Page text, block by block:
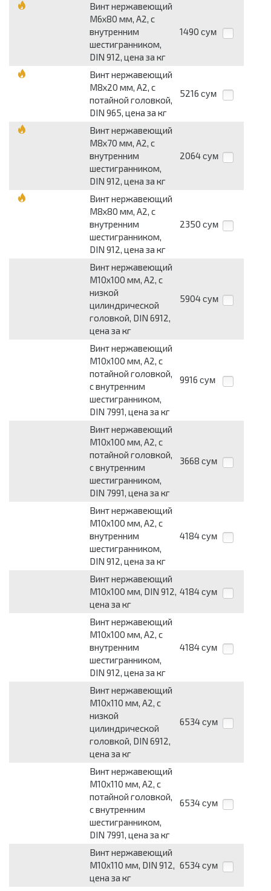
Винт нержавеющий
М6х80 мм, A2, с
внутренним
шестигранником,
DIN 912, цена за кг
1490 сум
Винт нержавеющий
М8х20 мм, А2, с
потайной головкой,
DIN 965, цена за кг
5216 сум
Винт нержавеющий
М8х70 мм, A2, с
внутренним
шестигранником,
DIN 912, цена за кг
2064 сум
Винт нержавеющий
М8х80 мм, A2, с
внутренним
шестигранником,
DIN 912, цена за кг
2350 сум
Винт нержавеющий
М10х100 мм, A2, с
низкой
цилиндрической
головкой, DIN 6912,
цена за кг
5904 сум
Винт нержавеющий
М10х100 мм, А2, с
потайной головкой,
с внутренним
шестигранником,
DIN 7991, цена за кг
9916 сум
Винт нержавеющий
М10х100 мм, A2, с
потайной головкой,
с внутренним
шестигранником,
DIN 7991, цена за кг
3668 сум
Винт нержавеющий
М10х100 мм, A2, с
внутренним
шестигранником,
DIN 912, цена за кг
4184 сум
Винт нержавеющий
М10х100 мм, DIN 912,
цена за кг
4184 сум
Винт нержавеющий
М10х100 мм, А2, с
внутренним
шестигранником,
DIN 912, цена за кг
4184 сум
Винт нержавеющий
М10х110 мм, A2, с
низкой
цилиндрической
головкой, DIN 6912,
цена за кг
6534 сум
Винт нержавеющий
М10х110 мм, A2, с
потайной головкой,
с внутренним
шестигранником,
DIN 7991, цена за кг
6534 сум
Винт нержавеющий
М10х110 мм, DIN 912,
цена за кг
6534 сум